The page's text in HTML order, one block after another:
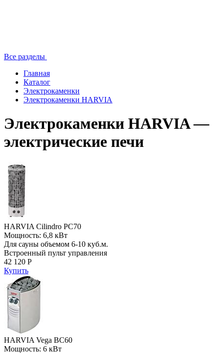
Все разделы
Главная
Каталог
Электрокаменки
Электрокаменки HARVIA
Электрокаменки HARVIA —
электрические печи
HARVIA Cilindro PC70
Мощность: 6,8 кВт
Для сауны объемом 6-10 куб.м.
Встроенный пульт управления
42 120 Р
Купить
HARVIA Vega BC60
Мощность: 6 кВт